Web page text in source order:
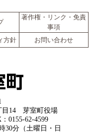
著作権・リンク・免責
事項
方針 お問い合わせ
目14 芽室町役場
0155-62-4599
30分（土曜日・日